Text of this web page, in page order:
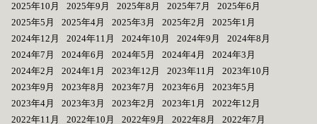
2025年10月
2025年9月 2025年8月 2025年7月
2025年6月
2025年5月
2025年4月 2025年3月 2025年2月
2025年1月
2024年12月
2024年11月 2024年10月 2024年9月
2024年8月
2024年7月
2024年6月 2024年5月 2024年4月
2024年3月
2024年2月
2024年1月 2023年12月 2023年11月
2023年10月
2023年9月
2023年8月 2023年7月 2023年6月
2023年5月
2023年4月
2023年3月 2023年2月 2023年1月
2022年12月
2022年11月
2022年10月 2022年9月 2022年8月 2022年7月